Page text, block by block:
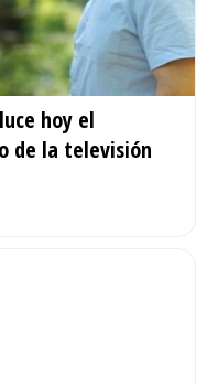
hoy el
de la televisión